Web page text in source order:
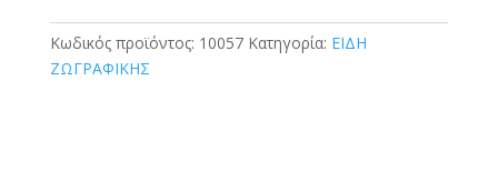
FROZEN
ποσότητα
Κωδικός προϊόντος: 10057 Κατηγορία: ΕΙΔΗ
ΖΩΓΡΑΦΙΚΗΣ